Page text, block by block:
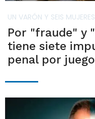
UN VARÓN Y SEIS MUJERES
Por "fraude" y
tiene siete
penal por